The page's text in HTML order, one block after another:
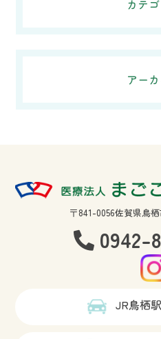
カテ
アー
〒841-0056佐賀県鳥
0942-
JR鳥栖